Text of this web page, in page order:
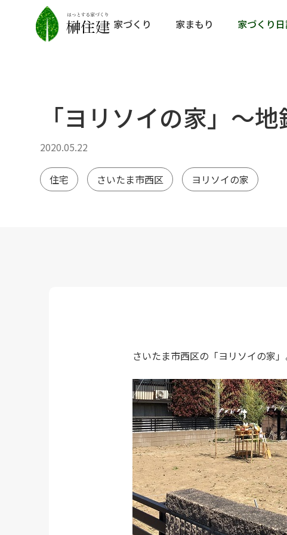
家づくり 家まもり 家づくり
「ヨリソイの家」～
2020.05.22
住宅 さいたま市西区 ヨリソイの家
さいたま市西区の「ヨリソイの家